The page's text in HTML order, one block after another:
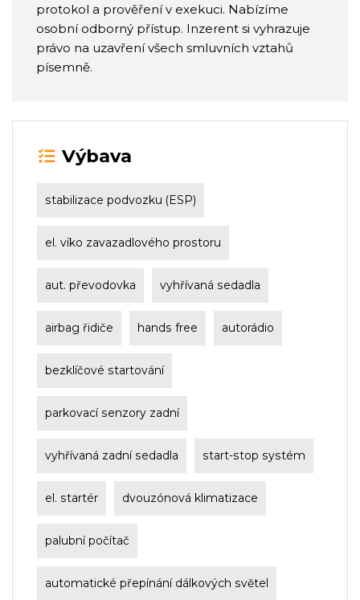
protokol a prověření v exekuci. Nabízíme
osobní odborný přístup. Inzerent si vyhrazuje
právo na uzavření všech smluvních vztahů
písemně.
Výbava
stabilizace podvozku (ESP)
el. víko zavazadlového prostoru
aut. převodovka vyhřívaná sedadla
airbag řidiče hands free autorádio
bezklíčové startování
parkovací senzory zadní
vyhřívaná zadní sedadla start-stop systém
el. startér dvouzónová klimatizace
palubní počítač
automatické přepínání dálkových světel